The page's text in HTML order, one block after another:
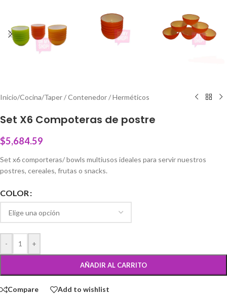
Inicio/Cocina/Taper / Contenedor / Herméticos
Set X6 Compoteras de postre
$5,684.59
Set x6 comporteras/ bowls multiusos ideales para servir nuestros
postres, cereales, frutas o snacks.
COLOR
- +
AÑADIR AL CARRITO
Compare Add to wishlist